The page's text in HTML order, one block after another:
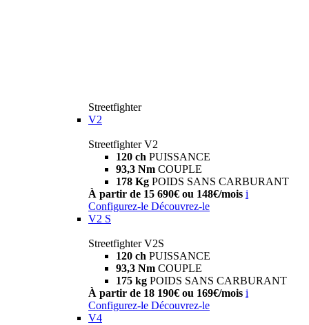
Streetfighter
V2
Streetfighter V2
120 ch PUISSANCE
93,3 Nm COUPLE
178 Kg POIDS SANS CARBURANT
À partir de 15 690€ ou 148€/mois i
Configurez-le Découvrez-le
V2 S
Streetfighter V2S
120 ch PUISSANCE
93,3 Nm COUPLE
175 kg POIDS SANS CARBURANT
À partir de 18 190€ ou 169€/mois i
Configurez-le Découvrez-le
V4